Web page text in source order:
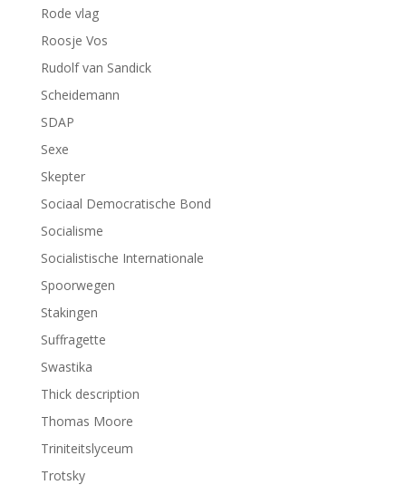
Rode vlag
Roosje Vos
Rudolf van Sandick
Scheidemann
SDAP
Sexe
Skepter
Sociaal Democratische Bond
Socialisme
Socialistische Internationale
Spoorwegen
Stakingen
Suffragette
Swastika
Thick description
Thomas Moore
Triniteitslyceum
Trotsky